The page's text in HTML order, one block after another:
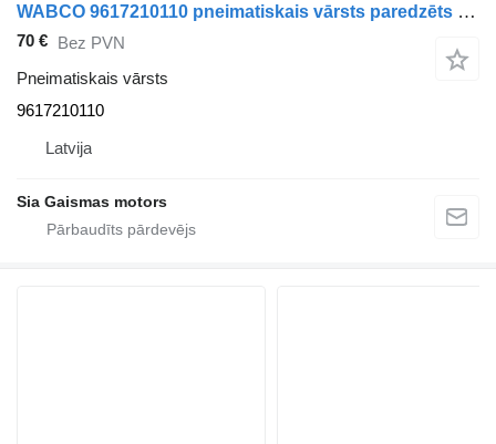
WABCO 9617210110 pneimatiskais vārsts paredzēts Bova Futura autobusa
70 € Bez PVN
Pneimatiskais vārsts
9617210110
Latvija
Sia Gaismas motors